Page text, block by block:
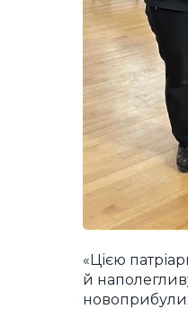
«Цією
й